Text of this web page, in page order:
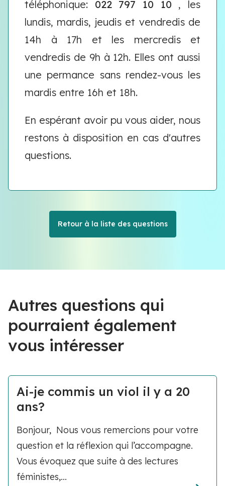
téléphonique: 022 797 10 10 , les
lundis, mardis, jeudis et vendredis de
14h à 17h et les mercredis et
vendredis de 9h à 12h. Elles ont aussi
une permance sans rendez-vous les
mardis entre 16h et 18h.
En espérant avoir pu vous aider, nous
restons à disposition en cas d'autres
questions.
Retour à la liste des questions
Autres questions qui
pourraient également
vous intéresser
Ai-je commis un viol il y a 20
ans?
Bonjour, Nous vous remercions pour votre
question et la réflexion qui l’accompagne.
Vous évoquez que suite à des lectures
féministes,...